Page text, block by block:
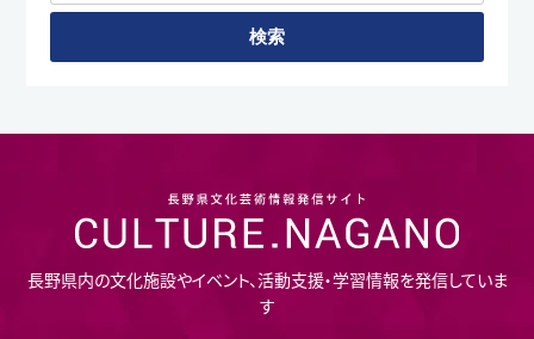
長野県内の文化施設やイベント、活動支援・学習情報を発信していま
す